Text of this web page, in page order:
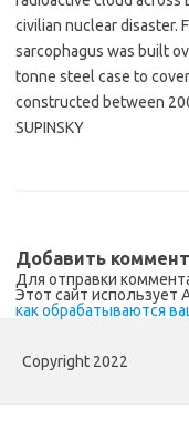
civilian nuclear disaster.
sarcophagus was built
tonne steel case to
constructed between
SUPINSKY
Добавить
Для отправки
Этот сайт использует
как обрабатываются
Copyright 2022